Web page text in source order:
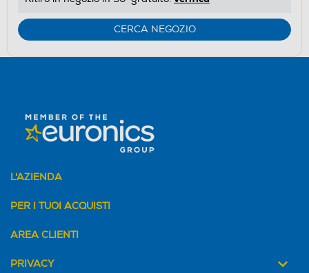
CERCA NEGOZIO
L'AZIENDA
PER I TUOI ACQUISTI
AREA CLIENTI
PRIVACY